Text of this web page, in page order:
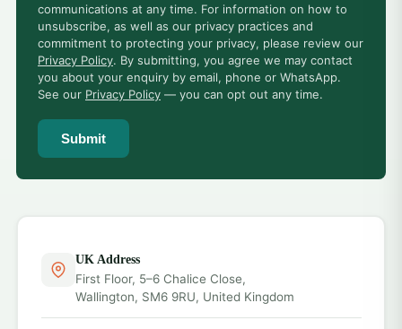
communications at any time. For information on how to
unsubscribe, as well as our privacy practices and
commitment to protecting your privacy, please review our
Privacy Policy. By submitting, you agree we may contact
you about your enquiry by email, phone or WhatsApp.
See our Privacy Policy — you can opt out any time.
Submit
UK Address
First Floor, 5–6 Chalice Close,
Wallington, SM6 9RU, United Kingdom